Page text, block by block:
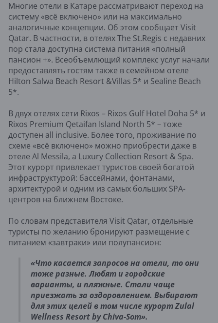
Многие отели в Катаре рассматривают переход на
систему «всё включено» или на максимально
аналогичные концепции. Об этом сообщает Visit
Qatar. В частности, в отелях The St.Regis с недавних
пор стала доступна система питания «полный
пансион +». Всеобъемлющий комплекс услуг начали
предоставлять гостям также в семейном отеле
Hilton Salwa Beach Resort &Villas 5* и Sealine Beach
5*.
В двух отелях сети Rixos – Rixos Gulf Hotel Doha 5* и
Rixos Premium Qetaifan Island North 5* – тоже
доступен all inclusive. Более того, проживание по
схеме «всё включено» можно приобрести даже в
отеле Al Messila, a Luxury Collection Resort & Spa.
Этот курорт привлекает туристов своей богатой
инфраструктурой: бассейнами, фонтанами,
архитектурой и одним из самых больших SPA-
центров на ближнем Востоке.
По словам представителя Visit Qatar, отдельные
туристы по желанию бронируют размещение с
питанием «завтраки» или полупансион:
«Что касается запросов на отели, то они
тоже разные. Любят и городские
варианты, и пляжные. Стали чаще
приезжать за оздоровлением. Выбирают
для этих целей в том числе курорт Zulal
Wellness Resort by Chiva-Som».